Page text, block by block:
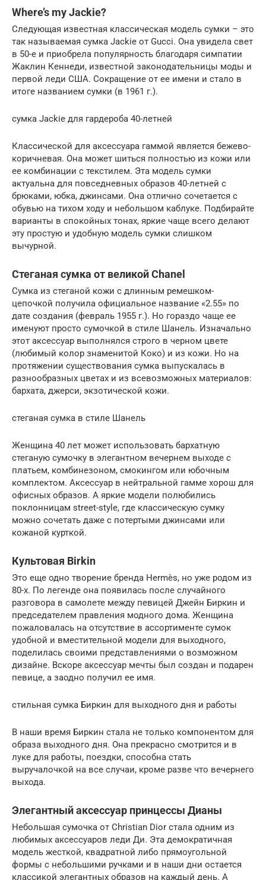
Where’s my Jackie?
Следующая известная классическая модель сумки – это
так называемая сумка Jackie от Gucci. Она увидела свет
в 50-е и приобрела популярность благодаря симпатии
Жаклин Кеннеди, известной законодательницы моды и
первой леди США. Сокращение от ее имени и стало в
итоге названием сумки (в 1961 г.).
сумка Jackie для гардероба 40-летней
Классической для аксессуара гаммой является бежево-
коричневая. Она может шиться полностью из кожи или
ее комбинации с текстилем. Эта модель сумки
актуальна для повседневных образов 40-летней с
брюками, юбка, джинсами. Она отлично сочетается с
обувью на тихом ходу и небольшом каблуке. Подбирайте
варианты в спокойных тонах, яркие чаще всего делают
эту простую и удобную модель сумки слишком
вычурной.
Стеганая сумка от великой Chanel
Сумка из стеганой кожи с длинным ремешком-
цепочкой получила официальное название «2.55» по
дате создания (февраль 1955 г.). Но гораздо чаще ее
именуют просто сумочкой в стиле Шанель. Изначально
этот аксессуар выполнялся строго в черном цвете
(любимый колор знаменитой Коко) и из кожи. Но на
протяжении существования сумка выпускалась в
разнообразных цветах и из всевозможных материалов:
бархата, джерси, экзотической кожи.
стеганая сумка в стиле Шанель
Женщина 40 лет может использовать бархатную
стеганую сумочку в элегантном вечернем выходе с
платьем, комбинезоном, смокингом или юбочным
комплектом. Аксессуар в нейтральной гамме хорош для
офисных образов. А яркие модели полюбились
поклонницам street-style, где классическую сумку
можно сочетать даже с потертыми джинсами или
кожаной курткой.
Культовая Birkin
Это еще одно творение бренда Hermès, но уже родом из
80-х. По легенде она появилась после случайного
разговора в самолете между певицей Джейн Биркин и
председателем правления модного дома. Женщина
пожаловалась на отсутствие в ассортименте сумок
удобной и вместительной модели для выходного,
поделилась своими представлениями о возможном
дизайне. Вскоре аксессуар мечты был создан и подарен
певице, а заодно получил ее имя.
стильная сумка Биркин для выходного дня и работы
В наши время Биркин стала не только компонентом для
образа выходного дня. Она прекрасно смотрится и в
луке для работы, поездки, способна стать
выручалочкой на все случаи, кроме разве что вечернего
выхода.
Элегантный аксессуар принцессы Дианы
Небольшая сумочка от Christian Dior стала одним из
любимых аксессуаров леди Ди. Эта демократичная
модель жесткой, квадратной либо прямоугольной
формы с небольшими ручками и в наши дни остается
классикой элегантных образов на каждый день. А